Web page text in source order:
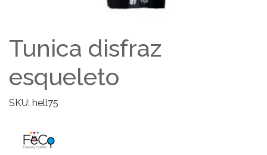
Tunica disfraz
esqueleto
SKU: hell75